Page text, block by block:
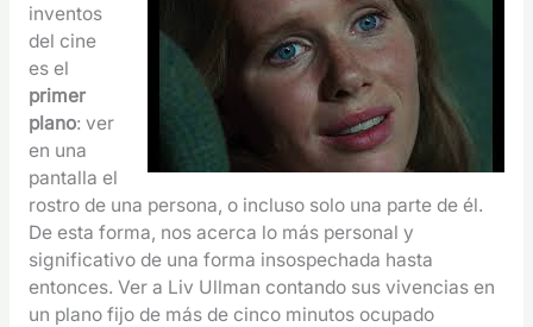
inventos
del cine
es el
primer
plano: ver
en una
pantalla el
rostro de una persona, o incluso solo una parte de él.
De esta forma, nos acerca lo más personal y
significativo de una forma insospechada hasta
entonces. Ver a Liv Ullman contando sus vivencias en
un plano fijo de más de cinco minutos ocupado